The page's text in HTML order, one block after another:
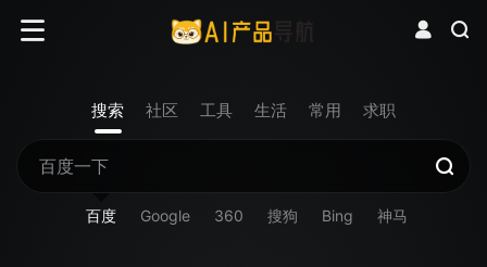
搜索 社区 工具 生活 常用 求职
百度 Google 360 搜狗 Bing 神马